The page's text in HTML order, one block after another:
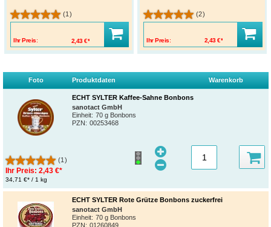
(1)
Ihr Preis: 2,43 €*
(2)
Ihr Preis: 2,43 €*
Foto Produktdaten Warenkorb
ECHT SYLTER Kaffee-Sahne Bonbons
sanotact GmbH
Einheit: 70 g Bonbons
PZN: 00253468
(1)
Ihr Preis: 2,43 €*
34,71 €* / 1 kg
ECHT SYLTER Rote Grütze Bonbons zuckerfrei
sanotact GmbH
Einheit: 70 g Bonbons
PZN: 01260849